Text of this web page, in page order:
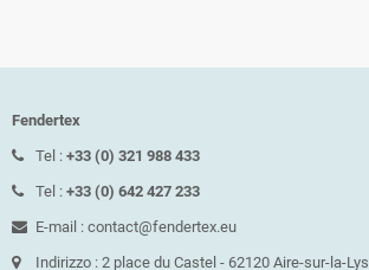
Fendertex
Tel : +33 (0) 321 988 433
Tel : +33 (0) 642 427 233
E-mail : contact@fendertex.eu
Indirizzo : 2 place du Castel - 62120 Aire-sur-la-Lys